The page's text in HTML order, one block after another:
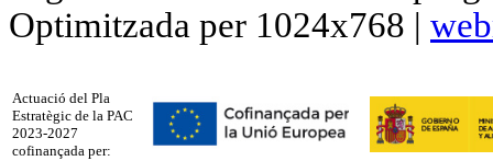
Optimitzada per 1024x768 |
Actuació del Pla
Estratègic de la PAC
2023-2027
cofinançada per: